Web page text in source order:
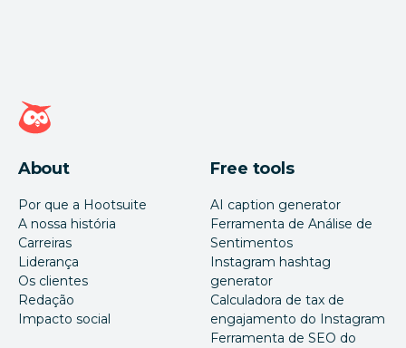
Página inicial da Hootsuite
About
Por que a Hootsuite
A nossa história
Carreiras
Liderança
Os clientes
Redação
Impacto social
Free tools
AI caption generator
Ferramenta de Análise de
Sentimentos
Instagram hashtag
generator
Calculadora de tax de
engajamento do Instagram
Ferramenta de SEO do